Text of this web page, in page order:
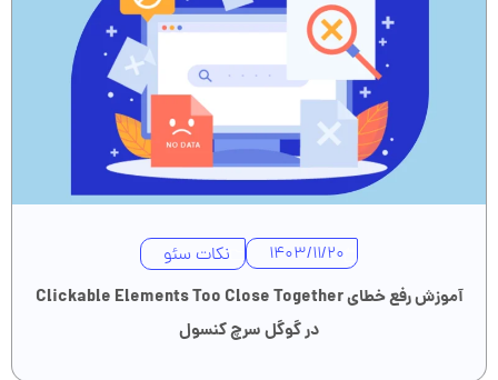
1403/11/20
نکات سئو
آموزش رفع خطای Clickable Elements Too Close Together
در گوگل سرچ کنسول